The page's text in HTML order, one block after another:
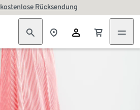
Rücksendung